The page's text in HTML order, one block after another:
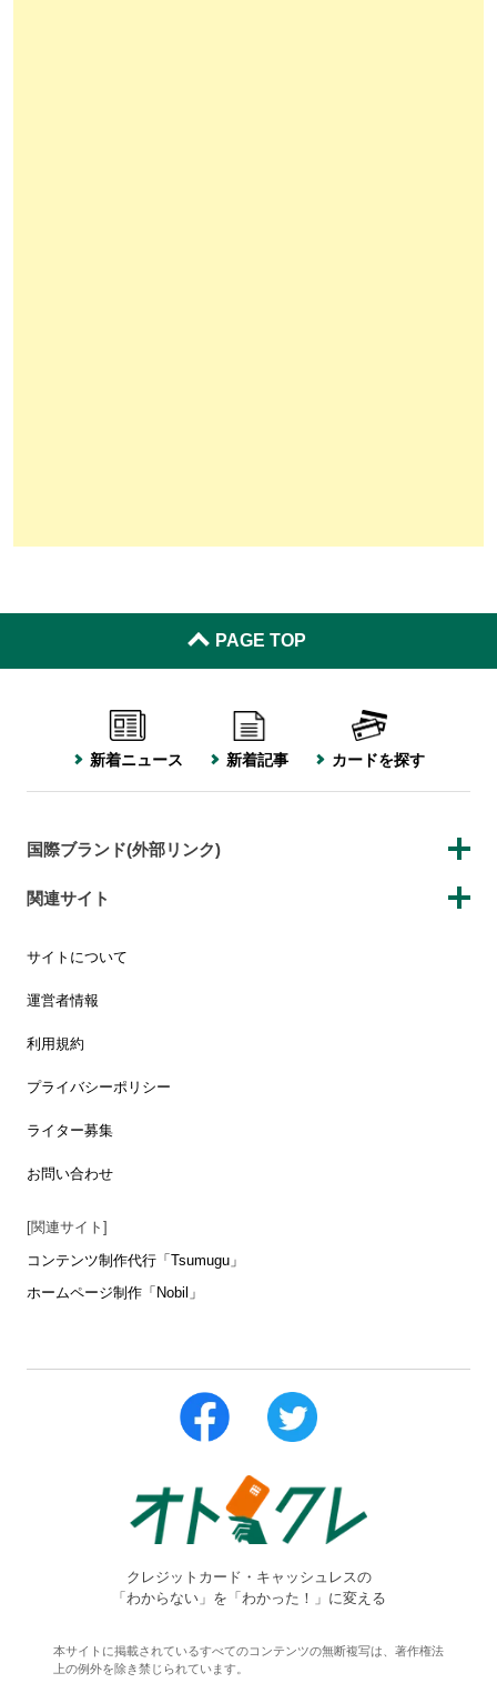
PAGE TOP
新着ニュース 新着記事 カードを探す
国際ブランド(外部リンク)
関連サイト
サイトについて
運営者情報
利用規約
プライバシーポリシー
ライター募集
お問い合わせ
[関連サイト]
コンテンツ制作代行「Tsumugu」
ホームページ制作「Nobil」
クレジットカード・キャッシュレスの
「わからない」を「わかった！」に変える
本サイトに掲載されているすべてのコンテンツの無断複写は、著作権法
上の例外を除き禁じられています。